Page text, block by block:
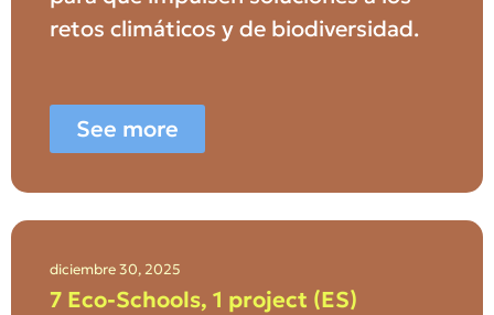
retos climáticos y de biodiversidad.
See more
diciembre 30, 2025
7 Eco-Schools, 1 project (ES)